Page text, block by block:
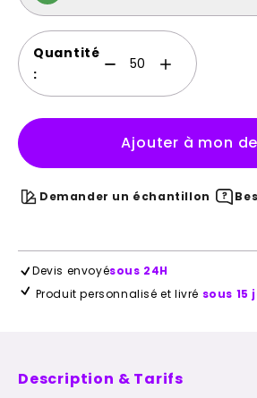
Quantité
:
Ajouter à mon
Demander un échantillon
Devis envoyésous 24H
Produit personnalisé et livré sous 15
Description & Tarifs